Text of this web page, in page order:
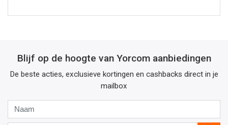
Blijf op de hoogte van Yorcom aanbiedingen
De beste acties, exclusieve kortingen en cashbacks direct in je
mailbox